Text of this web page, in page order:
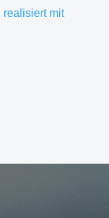
realisiert mit